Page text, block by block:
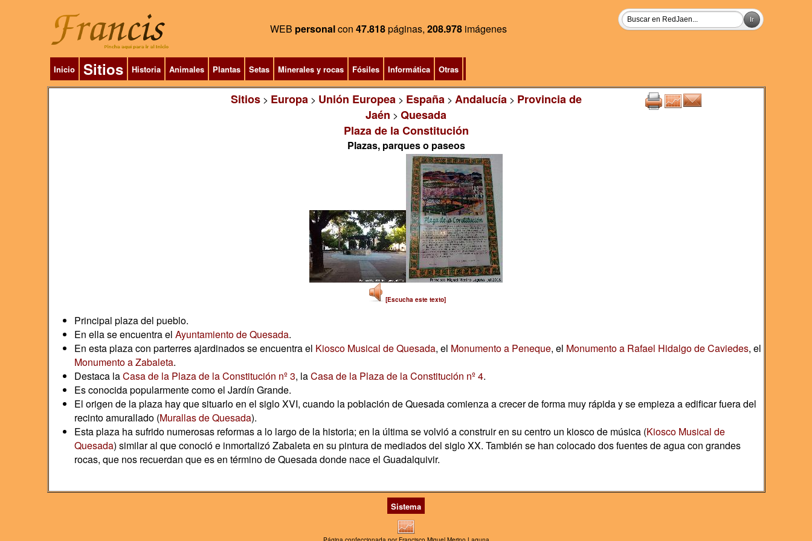
WEB personalcon 47.818páginas, 208.978 imágenes
Inicio Sitios Historia Animales Plantas Setas Minerales y rocas Fósiles Informática Otras
Sitios> Europa> Unión Europea> España> Andalucía> Provincia de
Jaén > Quesada
Plaza de la Constitución
Plazas, parques o paseos
[Escucha este texto]
Principal plaza del pueblo.
En ella se encuentra el Ayuntamiento de Quesada.
En esta plaza con parterres ajardinados se encuentra el Kiosco Musical de Quesada, el Monumento a Peneque, el Monumento a Rafael Hidalgo de Caviedes, el
Monumento a Zabaleta.
Destaca laCasa de la Plaza de la Constitución nº 3, laCasa de la Plaza de la Constitución nº 4.
Es conocida popularmente como el Jardín Grande.
El origen de la plaza hay que situarlo en el siglo XVI, cuando la población de Quesada comienza a crecer de forma muy rápida y se empieza a edificar fuera del
recinto amurallado (Murallas de Quesada).
Esta plaza ha sufrido numerosas reformas a lo largo de la historia; en la última se volvió a construir en su centro un kiosco de música (Kiosco Musical de
Quesada) similar al que conoció e inmortalizó Zabaleta en su pintura de mediados del siglo XX. También se han colocado dos fuentes de agua con grandes
rocas, que nos recuerdan que es en término de Quesada donde nace el Guadalquivir.
Sistema